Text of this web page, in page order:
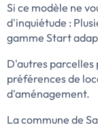
Si ce modèle ne
d'inquiétude :
gamme Start
D'autres parcelles
préférences de
d'aménagement.
La commune de